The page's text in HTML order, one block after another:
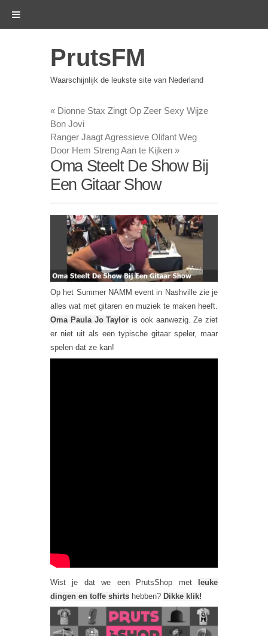
PrutsFM
Waarschijnlijk de leukste site van Nederland
« Dionne Stax Zingt Op Zeer Sexy Wijze
Bon Jovi
Ranger Jaagt Agressieve Olifant Weg
Door Hem Streng Aan te Kijken »
Oma Steelt De Show Bij
Een Gitaar Show
Op het Summer NAMM event in Nashville zie je
alles wat met gitaren en muziek te maken heeft.
Oma Paula Jo Taylor is ook aanwezig. Ze ziet
er niet uit als een typische gitaar speler, maar
spelen dat ze kan!
Wist je dat we een PrutsShop met leuke
dingen en toffe shirts hebben? Dikke klik!